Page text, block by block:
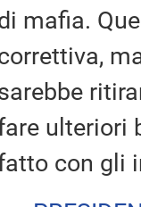
mafia.
ulteriori
con gli